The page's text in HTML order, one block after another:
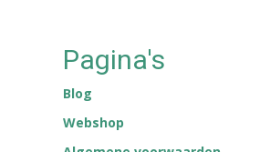
Pagina's
Blog
Webshop